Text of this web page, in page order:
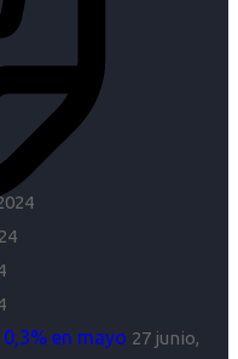
en mayo 27 junio,